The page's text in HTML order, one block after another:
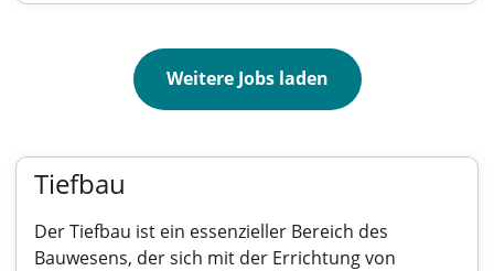
Weitere Jobs laden
Tiefbau
Der Tiefbau ist ein essenzieller Bereich des
Bauwesens, der sich mit der Errichtung von